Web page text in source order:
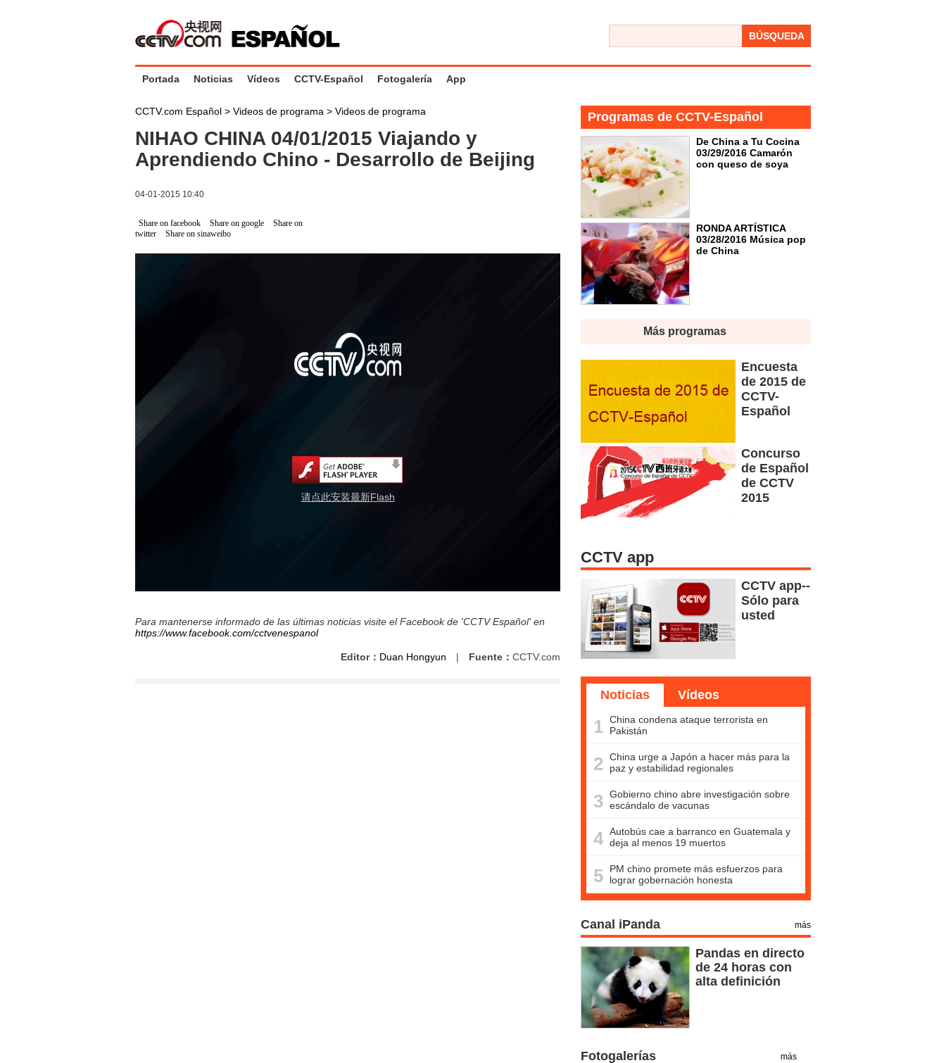
BÚSQUEDA
Portada Noticias Vídeos CCTV-Español Fotogalería App
CCTV.com Español > Videos de programa > Videos de programa
NIHAO CHINA 04/01/2015 Viajando y
Aprendiendo Chino - Desarrollo de Beijing
04-01-2015 10:40
Share on facebook Share on google
Share on
twitter
Share on sinaweibo
请点此安装最新Flash
Para mantenerse informado de las últimas noticias visite el Facebook de 'CCTV Español' en
https://www.facebook.com/cctvenespanol
Editor： Duan Hongyun | Fuente： CCTV.com
Programas de CCTV-Español
De China a Tu Cocina
03/29/2016 Camarón
con queso de soya
RONDA ARTÍSTICA
03/28/2016 Música pop
de China
Más programas
Encuesta
de 2015 de
CCTV-
Español
Concurso
de Español
de CCTV
2015
CCTV app
CCTV app--
Sólo para
usted
Noticias Vídeos
1 China condena ataque terrorista en
Pakistán
2 China urge a Japón a hacer más para la
paz y estabilidad regionales
3 Gobierno chino abre investigación sobre
escándalo de vacunas
4 Autobús cae a barranco en Guatemala y
deja al menos 19 muertos
5
PM chino promete más esfuerzos para
lograr gobernación honesta
Canal iPanda más
Pandas en directo
de 24 horas con
alta definición
Fotogalerías más